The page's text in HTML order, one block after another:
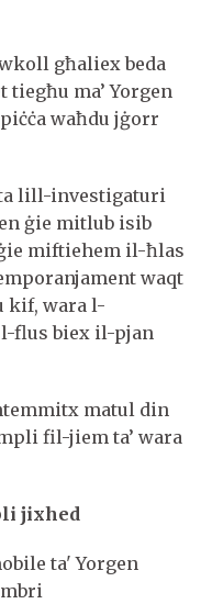
għaliex beda
ma’ Yorgen
waħdu jġorr
lill-investigaturi
ġie mitlub isib
miftiehem il-ħlas
waqt
kif, wara l-
flus biex il-pjan
matul din
fil-jiem ta’ wara
jixhed
ta' Yorgen